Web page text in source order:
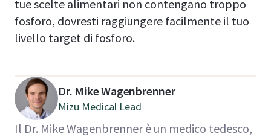
tue scelte alimentari non contengano troppo
fosforo, dovresti raggiungere facilmente il tuo
livello target di fosforo.
Dr. Mike Wagenbrenner
Mizu Medical Lead
Il Dr. Mike Wagenbrenner è un medico tedesco,